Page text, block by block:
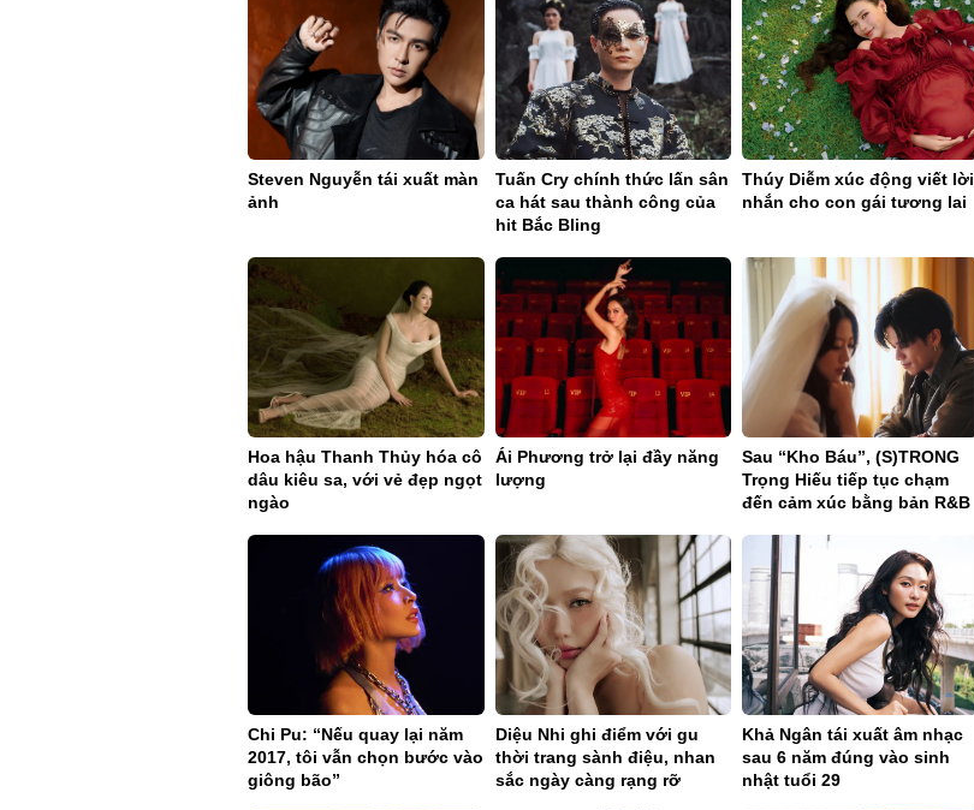
Steven Nguyễn tái xuất màn
ảnh
Tuấn Cry chính thức lấn sân
ca hát sau thành công của
hit Bắc Bling
Thúy Diễm xúc động viết lời
nhắn cho con gái tương lai
Hoa hậu Thanh Thủy hóa cô
dâu kiêu sa, với vẻ đẹp ngọt
ngào
Ái Phương trở lại đầy năng
lượng
Sau “Kho Báu”, (S)TRONG
Trọng Hiếu tiếp tục chạm
đến cảm xúc bằng bản R&B
Chi Pu: “Nếu quay lại năm
2017, tôi vẫn chọn bước vào
giông bão”
Diệu Nhi ghi điểm với gu
thời trang sành điệu, nhan
sắc ngày càng rạng rỡ
Khả Ngân tái xuất âm nhạc
sau 6 năm đúng vào sinh
nhật tuổi 29